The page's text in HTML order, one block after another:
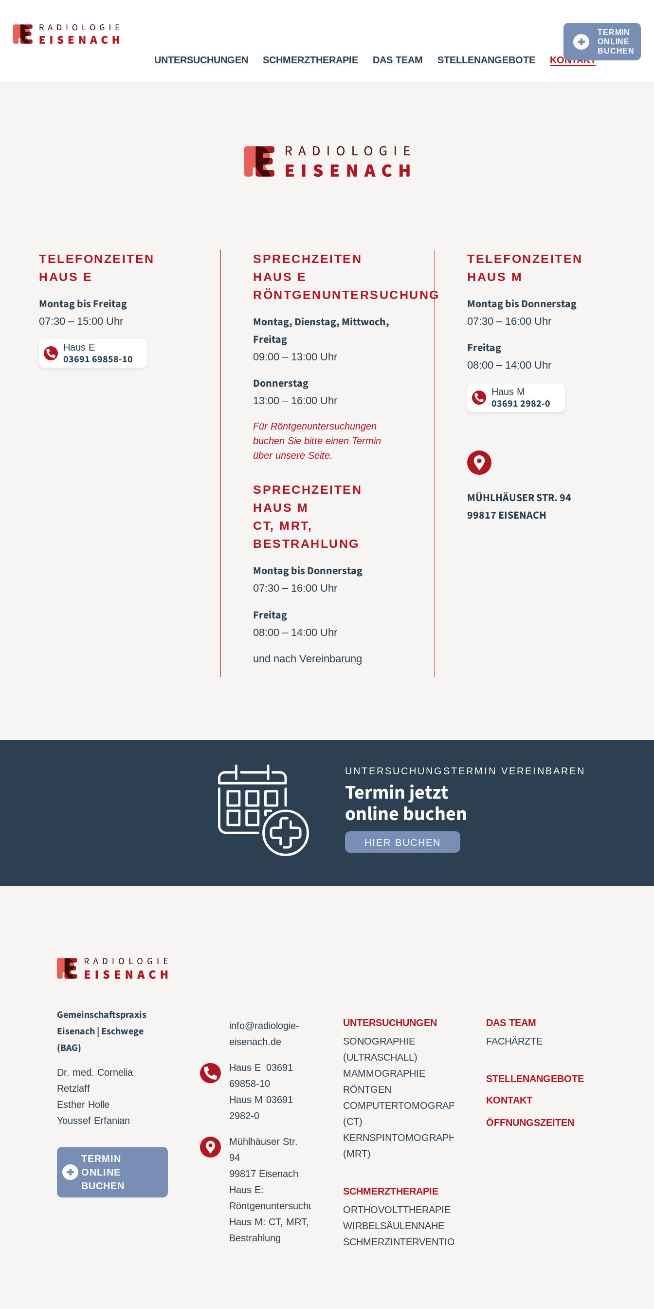
UNTERSUCHUNGEN SCHMERZTHERAPIE DAS TEAM STELLENANGEBOTE KONTAKT
TERMIN
ONLINE
BUCHEN
TELEFONZEITEN
HAUS E
Montag bis Freitag
07:30 – 15:00 Uhr
Haus E
03691 69858-10
SPRECHZEITEN
HAUS E
RÖNTGENUNTERSUCHUNG
Montag, Dienstag, Mittwoch,
Freitag
09:00 – 13:00 Uhr
Donnerstag
13:00 – 16:00 Uhr
Für Röntgenuntersuchungen
buchen Sie bitte einen Termin
über unsere Seite.
SPRECHZEITEN
HAUS M
CT, MRT,
BESTRAHLUNG
Montag bis Donnerstag
07:30 – 16:00 Uhr
Freitag
08:00 – 14:00 Uhr
und nach Vereinbarung
TELEFONZEITEN
HAUS M
Montag bis Donnerstag
07:30 – 16:00 Uhr
Freitag
08:00 – 14:00 Uhr
Haus M
03691 2982-0
MÜHLHÄUSER STR. 94
99817 EISENACH
UNTERSUCHUNGSTERMIN VEREINBAREN
Termin jetzt
online buchen
HIER BUCHEN
Gemeinschaftspraxis
Eisenach | Eschwege
(BAG)
Dr. med. Cornelia
Retzlaff
Esther Holle
Youssef Erfanian
TERMIN
ONLINE
BUCHEN
info@radiologie-
eisenach.de
Haus E 03691
69858-10
Haus M 03691
2982-0
Mühlhäuser Str.
94
99817 Eisenach
Haus E:
Röntgenuntersuchungen
Haus M: CT, MRT,
Bestrahlung
UNTERSUCHUNGEN
SONOGRAPHIE
(ULTRASCHALL)
MAMMOGRAPHIE
RÖNTGEN
COMPUTERTOMOGRAPHIE
(CT)
KERNSPINTOMOGRAPHIE
(MRT)
SCHMERZTHERAPIE
ORTHOVOLTTHERAPIE
WIRBELSÄULENNAHE
SCHMERZINTERVENTION
DAS TEAM
FACHÄRZTE
STELLENANGEBOTE
KONTAKT
ÖFFNUNGSZEITEN